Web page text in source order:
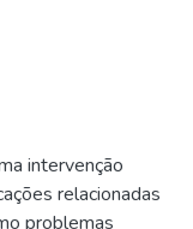
intervenção
relacionadas
problemas